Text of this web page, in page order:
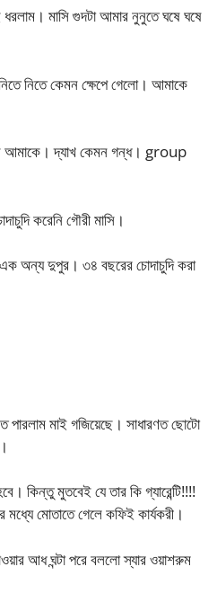
মাসি গুদটা আমার নুনুতে ঘষে ঘষে
নিতে কেমন ক্ষেপে গেলো। আমাকে
আমাকে। দ্যাখ কেমন গন্ধ। group
করেনি গৌরী মাসি।
অন্য দুপুর। ৩৪ বছরের চোদাচুদি করা
মাই গজিয়েছে। সাধারণত ছোটো
কিন্তু মুতবেই যে তার কি গ্যারেন্টি!!!!
মোতাতে গেলে কফিই কার্যকরী।
আধ ঘন্টা পরে বললো স্যার ওয়াশরুম